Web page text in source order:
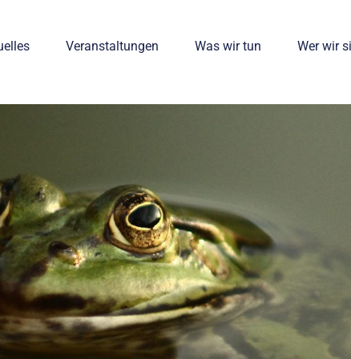
Veranstaltungen Was wir tun Wer wir